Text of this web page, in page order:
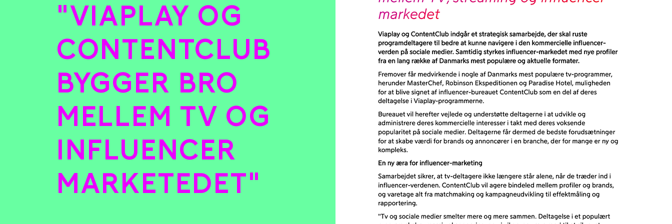
"VIAPLAY OG
CONTENTCLUB
BYGGER BRO
MELLEM TV OG
INFLUENCER
MARKETEDET"